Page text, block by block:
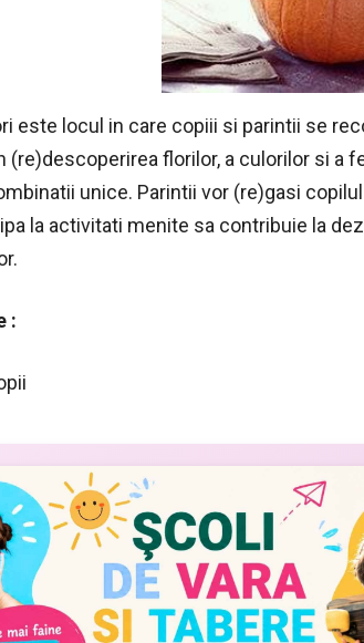
este locul in care copiii si parintii se
florilor, a culorilor si a
unice. Parintii vor (re)gasi
la activitati menite sa contribuie la
: